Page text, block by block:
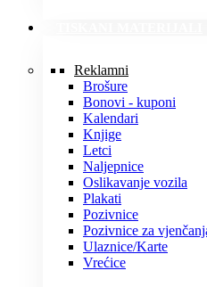
Reklamni
Brošure
Bonovi - kuponi
Kalendari
Knjige
Letci
Naljepnice
Oslikavanje vozila
Plakati
Pozivnice
Pozivnice za
Ulaznice/Karte
Vrećice